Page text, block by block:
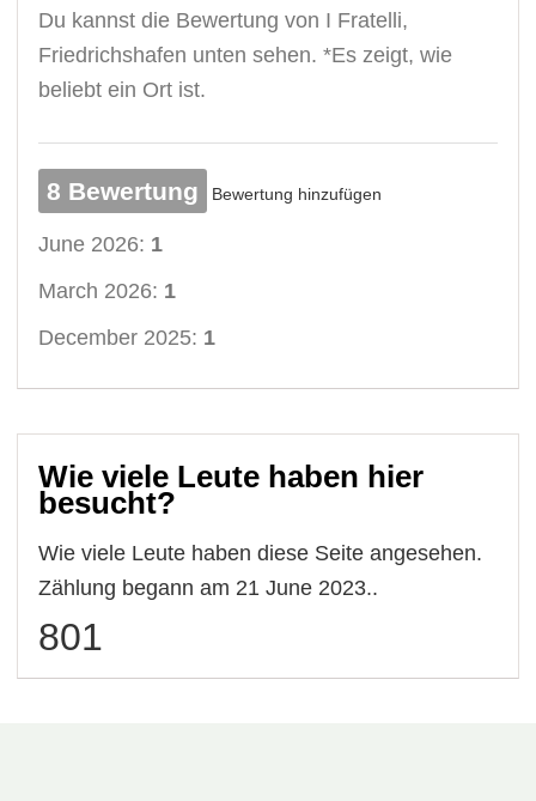
Du kannst die Bewertung von I Fratelli,
Friedrichshafen unten sehen. *Es zeigt, wie
beliebt ein Ort ist.
8 Bewertung Bewertung hinzufügen
June 2026: 1
March 2026: 1
December 2025: 1
Wie viele Leute haben hier
besucht?
Wie viele Leute haben diese Seite angesehen.
Zählung begann am 21 June 2023..
801